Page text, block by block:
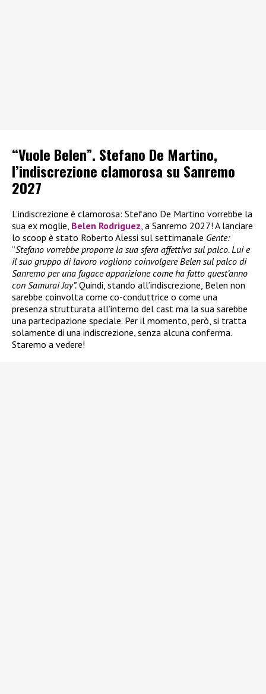
“Vuole Belen”. Stefano De Martino,
l’indiscrezione clamorosa su Sanremo
2027
L’indiscrezione è clamorosa: Stefano De Martino vorrebbe la
sua ex moglie, Belen Rodriguez , a Sanremo 2027! A lanciare
lo scoop è stato Roberto Alessi sul settimanale Gente:
“Stefano vorrebbe proporre la sua sfera affettiva sul palco. Lui e
il suo gruppo di lavoro vogliono coinvolgere Belen sul palco di
Sanremo per una fugace apparizione come ha fatto quest’anno
con Samurai Jay”. Quindi, stando all’indiscrezione, Belen non
sarebbe coinvolta come co-conduttrice o come una
presenza strutturata all’interno del cast ma la sua sarebbe
una partecipazione speciale. Per il momento, però, si tratta
solamente di una indiscrezione, senza alcuna conferma.
Staremo a vedere!